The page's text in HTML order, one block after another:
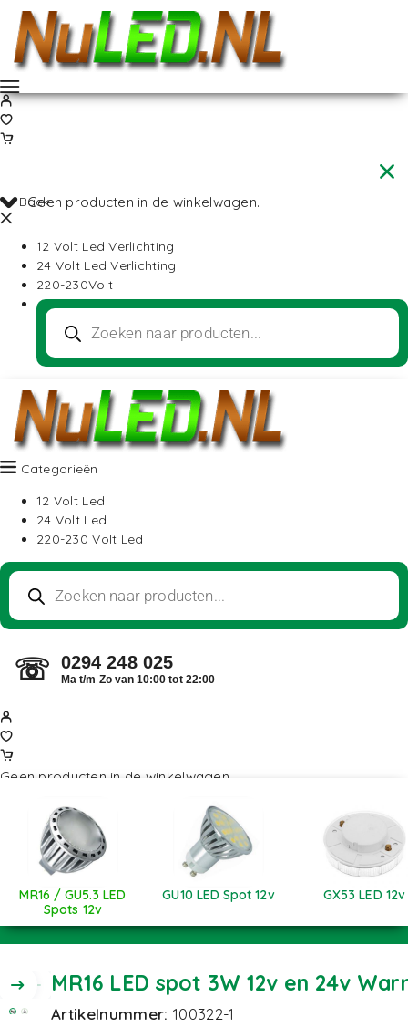
Geen producten in de winkelwagen.
Back
12 Volt Led Verlichting
24 Volt Led Verlichting
220-230Volt
Categorieën
12 Volt Led
24 Volt Led
220-230 Volt Led
☏ 0294 248 025
Ma t/m Zo van 10:00 tot 22:00
Geen producten in de winkelwagen.
MR16 / GU5.3 LED
Spots 12v
GU10 LED Spot 12v GX53 LED 12v
MR16 LED spot 3W 12v en 24v
Artikelnummer:100322-1